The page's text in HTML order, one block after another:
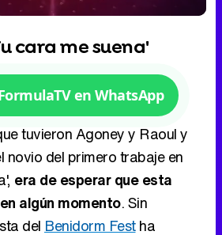
cara me suena'
en WhatsApp
tuvieron Agoney y Raoul y
novio del primero trabaje en
era de esperar que esta
algún momento. Sin
del Benidorm Festha